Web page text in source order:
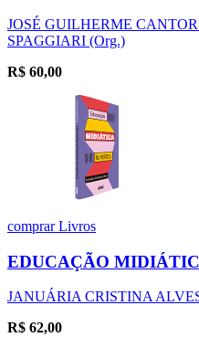
JOSÉ GUILHERME
SPAGGIARI (Org.)
R$ 60,00
comprarLivros
EDUCAÇÃO
JANUÁRIA CRISTINA
R$ 62,00